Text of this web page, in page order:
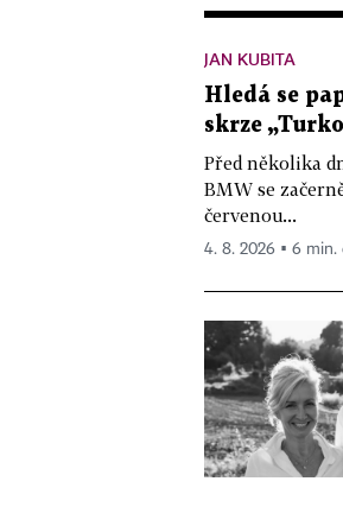
JAN KUBITA
Hledá se
skrze
Před několika
BMW se
červenou...
4. 8. 2026 ▪ 6 min.